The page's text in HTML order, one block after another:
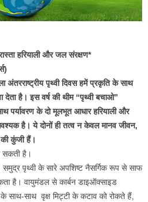
हरियाली और जल संरक्षण*
अंतरराष्ट्रीय पृथ्वी दिवस हमें प्रकृति के साथ
है। इस वर्ष की थीम “पृथ्वी बचाओ”
के दो मूलभूत आधार हरियाली और
है। ये दोनों ही तत्व न केवल मानव जीवन,
की कुंजी हैं।
सकती है।
पृथ्वी के सारे अपशिष्ट नैसर्गिक रूप से साफ
है। वायुमंडल से कार्बन डाइऑक्साइड
साथ वृक्ष मिट्टी के कटाव को रोकते हैं,